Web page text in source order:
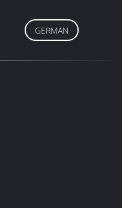
GERMAN